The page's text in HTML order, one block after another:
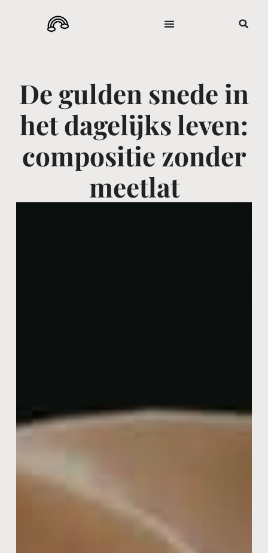
De gulden snede in
het dagelijks leven:
compositie zonder
meetlat